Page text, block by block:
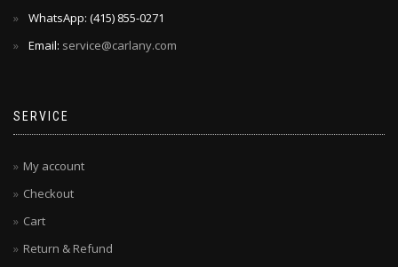
WhatsApp: ‪(415) 855-0271‬
Email: service@carlany.com
SERVICE
My account
Checkout
Cart
Return & Refund